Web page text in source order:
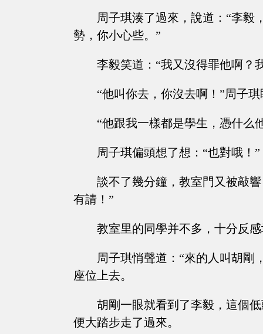
周子琪湊了過來，說道：“李毅
勢，你小心些。”
李毅笑道：“我又沒得罪他啊？
“他叫你去，你沒去啊！”周子
“他跟我一樣都是學生，憑什么
周子琪偏頭想了想：“也對哦！”
談不了幾分鐘，教室門又被敲
有請！”
教室里的同學并不多，十分反
周子琪悄聲道：“來的人叫胡剛
座位上去。
胡剛一眼就看到了李毅，這個
便大踏步走了過來。